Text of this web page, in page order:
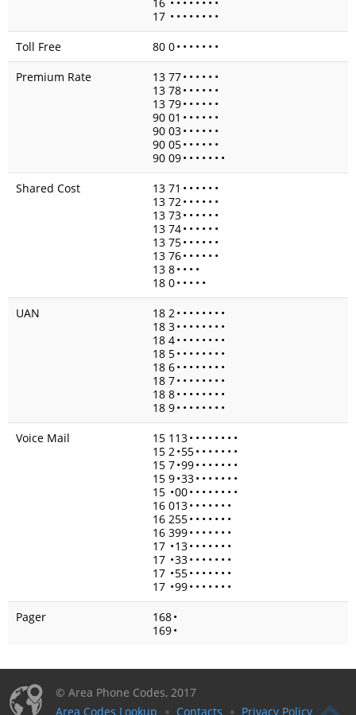
17 • • • • • • • •
Toll Free
80 0• • • • • • •
Premium Rate
13 77• • • • • •
13 78• • • • • •
13 79• • • • • •
90 01 • • • • • •
90 03• • • • • •
90 05• • • • • •
90 09• • • • • • •
Shared Cost
13 71 • • • • • •
13 72• • • • • •
13 73• • • • • •
13 74• • • • • •
13 75• • • • • •
13 76• • • • • •
13 8• • • •
18 0• • • • •
UAN
18 2• • • • • • • •
18 3• • • • • • • •
18 4• • • • • • • •
18 5• • • • • • • •
18 6• • • • • • • •
18 7• • • • • • • •
18 8• • • • • • • •
18 9• • • • • • • •
Voice Mail
15 113• • • • • • • •
15 2•55• • • • • • •
15 7•99• • • • • • •
15 9•33• • • • • • •
15 •00• • • • • • • •
16 013• • • • • • •
16 255• • • • • • •
16 399• • • • • • •
17 •13• • • • • • •
17 •33• • • • • • •
17 •55• • • • • • •
17 •99• • • • • • •
Pager
168•
169•
© Area Phone Codes, 2017
Area Codes Lookup
Contacts Privacy Policy